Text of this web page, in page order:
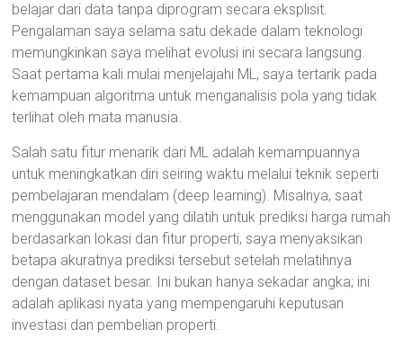
belajar dari data tanpa diprogram secara eksplisit.
Pengalaman saya selama satu dekade dalam teknologi
memungkinkan saya melihat evolusi ini secara langsung.
Saat pertama kali mulai menjelajahi ML, saya tertarik pada
kemampuan algoritma untuk menganalisis pola yang tidak
terlihat oleh mata manusia.
Salah satu fitur menarik dari ML adalah kemampuannya
untuk meningkatkan diri seiring waktu melalui teknik seperti
pembelajaran mendalam (deep learning). Misalnya, saat
menggunakan model yang dilatih untuk prediksi harga rumah
berdasarkan lokasi dan fitur properti, saya menyaksikan
betapa akuratnya prediksi tersebut setelah melatihnya
dengan dataset besar. Ini bukan hanya sekadar angka; ini
adalah aplikasi nyata yang mempengaruhi keputusan
investasi dan pembelian properti.